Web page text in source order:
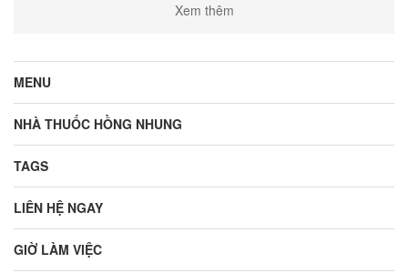
Xem thêm
MENU
NHÀ THUỐC HỒNG NHUNG
TAGS
LIÊN HỆ NGAY
GIỜ LÀM VIỆC